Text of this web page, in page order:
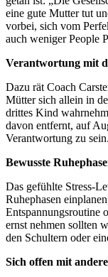
eine gute Mutter tut
vorbei, sich vom
auch weniger People
Verantwortung mit
Dazu rät Coach
Mütter sich allein in
drittes Kind
davon entfernt, auf
Verantwortung zu
Bewusste
Das gefühlte Stress-
Ruhephasen
Entspannungsroutine
ernst nehmen sollten
den Schultern oder
Sich offen mit